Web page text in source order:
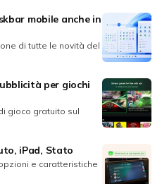
mobile anche in
di tutte le novità del
per giochi
gioco gratuito sul
iPad, Stato
e caratteristiche